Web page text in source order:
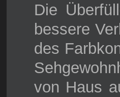
Die
bessere
des
von Haus